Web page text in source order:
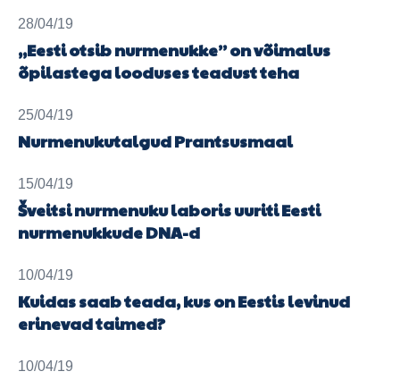
28/04/19
„Eesti otsib nurmenukke” on võimalus
õpilastega looduses teadust teha
25/04/19
Nurmenukutalgud Prantsusmaal
15/04/19
Šveitsi nurmenuku laboris uuriti Eesti
nurmenukkude DNA-d
10/04/19
Kuidas saab teada, kus on Eestis levinud
erinevad taimed?
10/04/19